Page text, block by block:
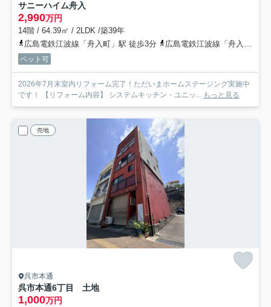
サニーハイム舟入
2,990万円
14階 / 64.39㎡ / 2LDK /築39年
広島電鉄江波線「舟入町」駅 徒歩3分
広島電鉄江波線「舟入本町」駅 徒歩6分
ペット可
2026年7月末室内リフォーム完了！ただいまホームステージング実施中
です！ 【リフォーム内容】 システムキッチン・ユニッ... もっと見る
売地
呉市本通
呉市本通6丁目 土地
1,000万円